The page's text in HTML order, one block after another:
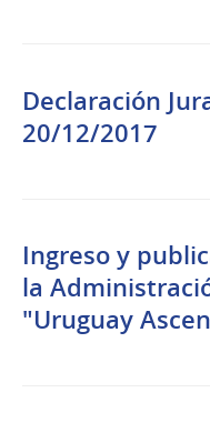
Declaración
20/12/2017
Ingreso y
la
"Uruguay